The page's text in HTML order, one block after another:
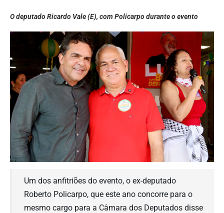
O deputado Ricardo Vale (E), com Policarpo durante o evento
Um dos anfitriões do evento, o ex-deputado
Roberto Policarpo, que este ano concorre para o
mesmo cargo para a Câmara dos Deputados disse